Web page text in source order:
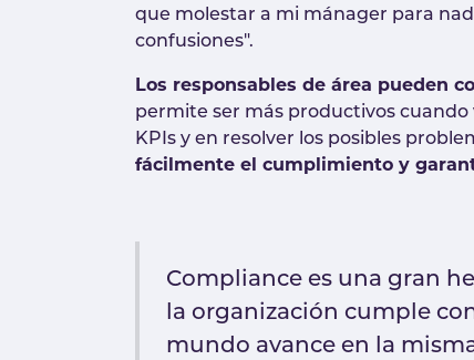
que molestar a mi mánager para
confusiones".
Los responsables de área pueden
permite ser más productivos cuando
KPIs y en resolver los posibles
fácilmente el cumplimiento y
Compliance es una gran
la organización cumple
mundo avance en la